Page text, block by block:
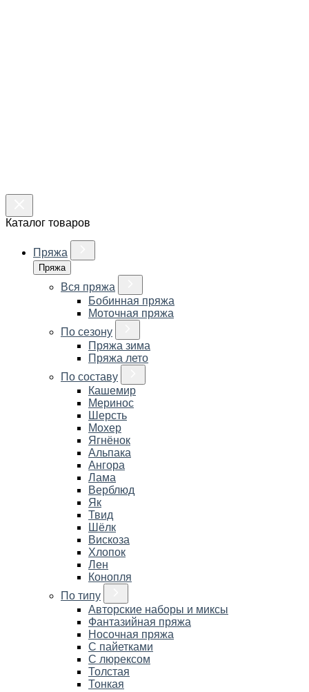
Каталог товаров
Пряжа
Пряжа
Вся пряжа
Бобинная пряжа
Моточная пряжа
По сезону
Пряжа зима
Пряжа лето
По составу
Кашемир
Меринос
Шерсть
Мохер
Ягнёнок
Альпака
Ангора
Лама
Верблюд
Як
Твид
Шёлк
Вискоза
Хлопок
Лен
Конопля
По типу
Авторские наборы и миксы
Фантазийная пряжа
Носочная пряжа
С пайетками
С люрексом
Толстая
Тонкая